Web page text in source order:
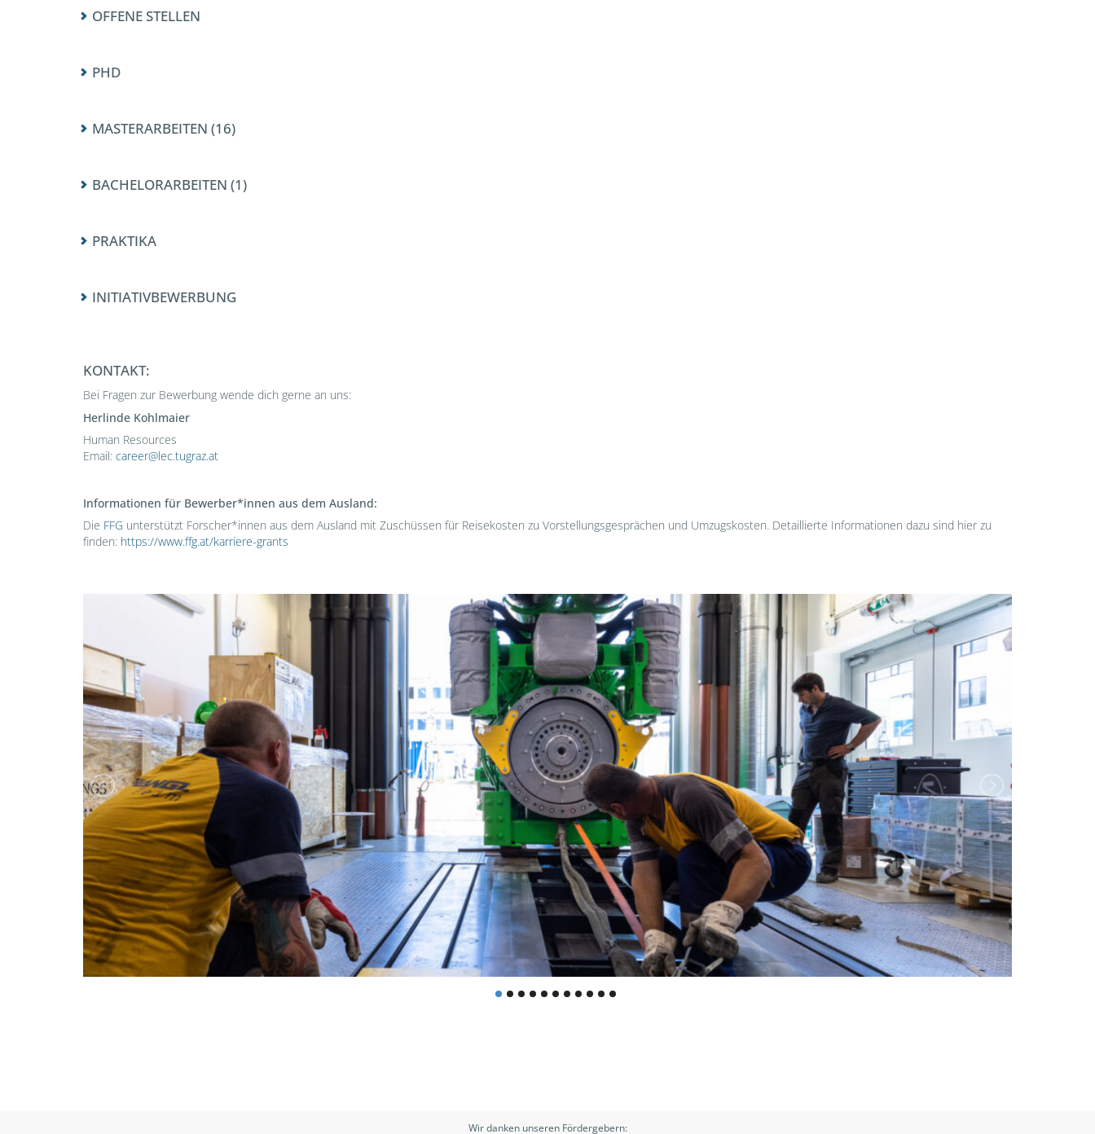
OFFENE STELLEN
PHD
MASTERARBEITEN (16)
BACHELORARBEITEN (1)
PRAKTIKA
INITIATIVBEWERBUNG
KONTAKT:
Bei Fragen zur Bewerbung wende dich gerne an uns:
Herlinde Kohlmaier
Human Resources
Email: career@lec.tugraz.at
Informationen für Bewerber*innen aus dem Ausland:
Die FFG unterstützt Forscher*innen aus dem Ausland mit Zuschüssen für Reisekosten zu Vorstellungsgesprächen und Umzugskosten. Detaillierte Informationen dazu sind hier zu
finden: https://www.ffg.at/karriere-grants
Wir danken unseren Fördergebern: